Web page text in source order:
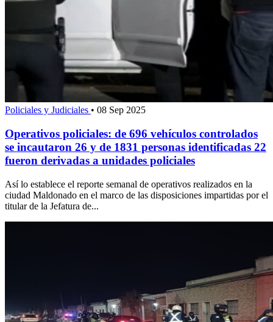
Policiales y Judiciales • 08 Sep 2025
Operativos policiales: de 696 vehículos controlados
se incautaron 26 y de 1831 personas identificadas 22
fueron derivadas a unidades policiales
Así lo establece el reporte semanal de operativos realizados en la
ciudad Maldonado en el marco de las disposiciones impartidas por el
titular de la Jefatura de...